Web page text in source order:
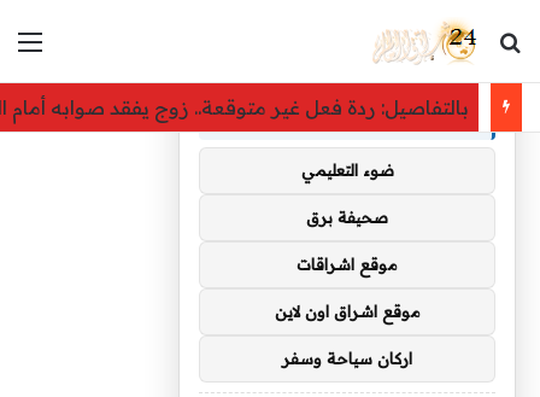
بحث عن
بالتفاصيل: ردة فعل غير متوقعة.. زوج يفقد صوابه أمام
توصيات :
باقة متميزة VIP (كود: AA35872):
ضوء التعليمي
صحيفة برق
موقع اشراقات
موقع اشراق اون لاين
اركان سياحة وسفر